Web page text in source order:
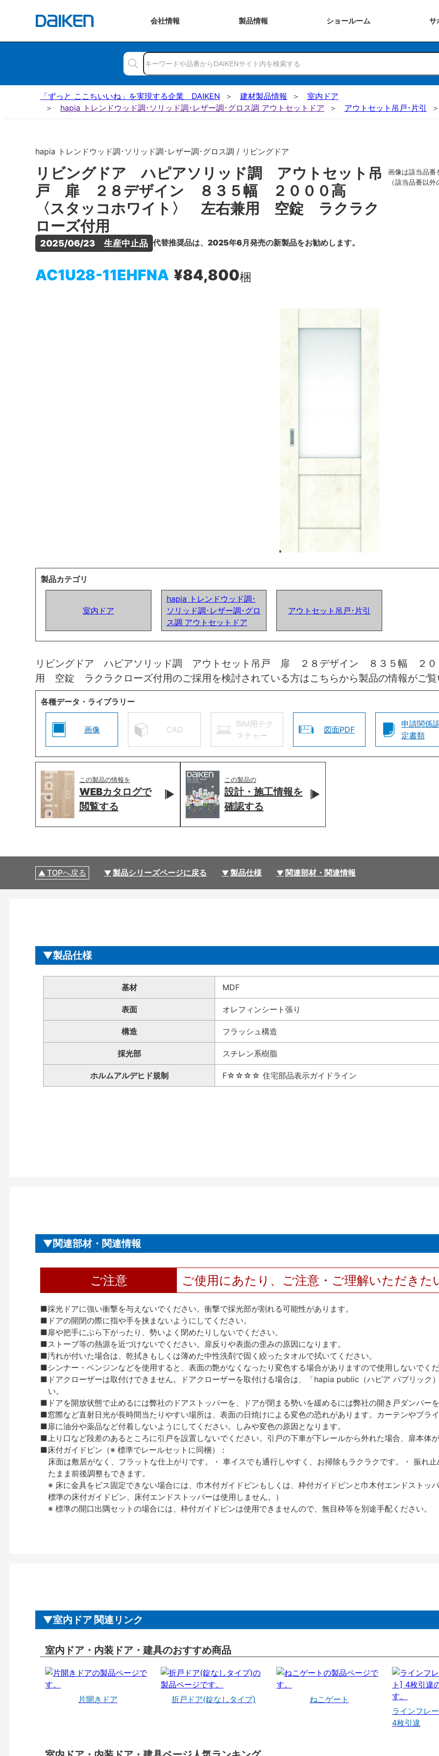
会社情報 製品情報 ショールーム サ
「ずっと ここちいいね」を実現する企業 DAIKEN 建材製品情報
室内ドア
hapia トレンドウッド調･ソリッド調･レザー調･グロス調 アウトセットドア
アウトセット吊戸･片引
hapia トレンドウッド調･ソリッド調･レザー調･グロス調 / リビングドア
リビングドア ハピアソリッド調 アウトセット吊
戸 扉 ２８デザイン ８３５幅 ２０００高
〈スタッコホワイト〉 左右兼用 空錠 ラクラク
ローズ付用
2025/06/23　生産中止品 代替推奨品は、2025年6月発売の新製品をお勧めします。
AC1U28-11EHFNA ¥84,800梱
画像は該当品番
（該当品番以
製品カテゴリ
室内ドア
hapia トレンドウッド調･
ソリッド調･レザー調･グロ
ス調 アウトセットドア
アウトセット吊戸･片引
リビングドア ハピアソリッド調 アウトセット吊戸 扉 ２８デザイン ８３５幅 ２
用 空錠 ラクラクローズ付用のご採用を検討されている方はこちらから製品の情報がご覧
各種データ・ライブラリー
画像 CAD
BIM用テク
スチャー
図面PDF
申請関係
定書類
この製品の情報を
WEBカタログで
閲覧する
この製品の
設計・施工情報を
確認する
TOPへ戻る 製品シリーズページに戻る 製品仕様 関連部材・関連情報
製品仕様
基材 MDF
表面 オレフィンシート張り
構造 フラッシュ構造
採光部 スチレン系樹脂
ホルムアルデヒド規制 F☆☆☆☆ 住宅部品表示ガイドライン
関連部材・関連情報
ご注意 ご使用にあたり、ご注意・ご理解いただきた
■採光ドアに強い衝撃を与えないでください。衝撃で採光部が割れる可能性があります。
■ドアの開閉の際に指や手を挟まないようにしてください。
■扉や把手にぶら下がったり、勢いよく閉めたりしないでください。
■ストーブ等の熱源を近づけないでください。扉反りや表面の歪みの原因になります。
■汚れが付いた場合は、乾拭きもしくは薄めた中性洗剤で固く絞ったタオルで拭いてください。
■シンナー・ベンジンなどを使用すると、表面の艶がなくなったり変色する場合がありますので使用しないでく
■ドアクローザーは取付けできません。ドアクローザーを取付ける場合は、「hapia public（ハピア パブリック
い。
■ドアを開放状態で止めるには弊社のドアストッパーを、ドアが閉まる勢いを緩めるには弊社の開き戸ダンパー
■窓際など直射日光が長時間当たりやすい場所は、表面の日焼けによる変色の恐れがあります。カーテンやブラ
■扉に油分や薬品など付着しないようにしてください。しみや変色の原因となります。
■上り口など段差のあるところに引戸を設置しないでください。引戸の下車が下レールから外れた場合、扉本体
■床付ガイドピン（※ 標準でレールセットに同梱）：
床面は敷居がなく、フラットな仕上がりです。・ 車イスでも通行しやすく、お掃除もラクラクです。・ 振れ
たまま前後調整もできます。
※ 床に金具をビス固定できない場合には、巾木付ガイドピンもしくは、枠付ガイドピンと巾木付エンドストッ
標準の床付ガイドピン、床付エンドストッパーは使用しません。）
※ 標準の開口出隅セットの場合には、枠付ガイドピンは使用できませんので、無目枠等を別途手配ください。
室内ドア 関連リンク
室内ドア・内装ドア・建具のおすすめ商品
片開きドア 折戸ドア(錠なしタイプ)
ねこゲート
ラインフレ
4枚引違